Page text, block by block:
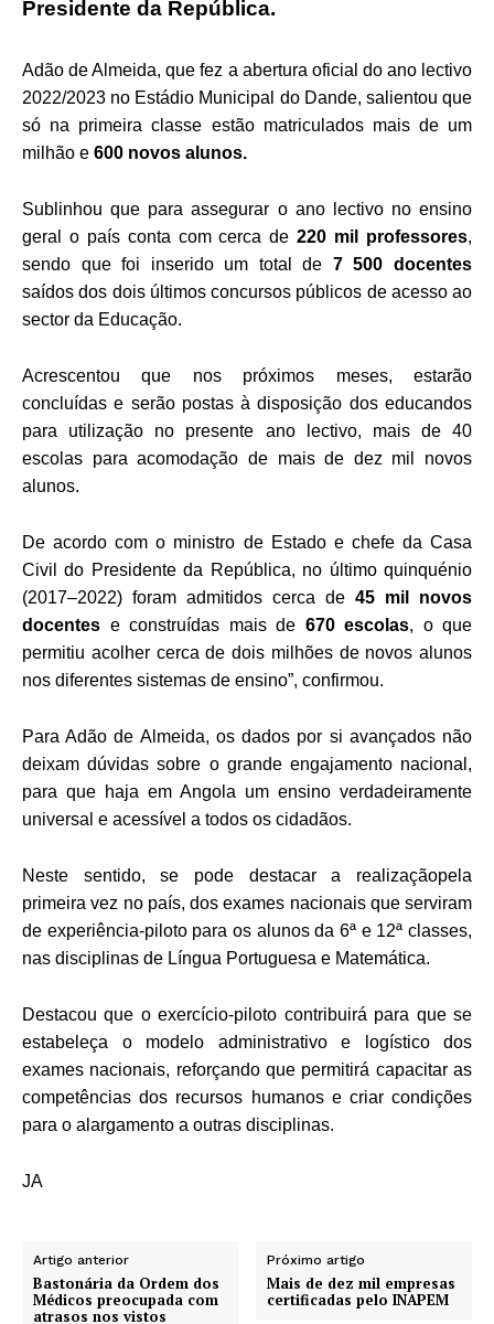
Presidente da República.
Adão de Almeida, que fez a abertura oficial do ano lectivo
2022/2023 no Estádio Municipal do Dande, salientou que
só na primeira classe estão matriculados mais de um
milhão e 600 novos alunos.
Sublinhou que para assegurar o ano lectivo no ensino
geral o país conta com cerca de220 mil professores,
sendo que foi inserido um total de 7 500 docentes
saídos dos dois últimos concursos públicos de acesso ao
sector da Educação.
Acrescentou que nos próximos meses, estarão
concluídas e serão postas à disposição dos educandos
para utilização no presente ano lectivo, mais de 40
escolas para acomodação de mais de dez mil novos
alunos.
De acordo com o ministro de Estado e chefe da Casa
Civil do Presidente da República, no último quinquénio
(2017–2022) foram admitidos cerca de 45 mil novos
docentes e construídas mais de 670 escolas, o que
permitiu acolher cerca de dois milhões de novos alunos
nos diferentes sistemas de ensino”, confirmou.
Para Adão de Almeida, os dados por si avançados não
deixam dúvidas sobre o grande engajamento nacional,
para que haja em Angola um ensino verdadeiramente
universal e acessível a todos os cidadãos.
Neste sentido, se pode destacar a realizaçãopela
primeira vez no país, dos exames nacionais que serviram
de experiência-piloto para os alunos da 6ª e 12ª classes,
nas disciplinas de Língua Portuguesa e Matemática.
Destacou que o exercício-piloto contribuirá para que se
estabeleça o modelo administrativo e logístico dos
exames nacionais, reforçando que permitirá capacitar as
competências dos recursos humanos e criar condições
para o alargamento a outras disciplinas.
JA
Artigo anterior
Bastonária da Ordem dos
Médicos preocupada com
atrasos nos vistos
Próximo artigo
Mais de dez mil empresas
certificadas pelo INAPEM